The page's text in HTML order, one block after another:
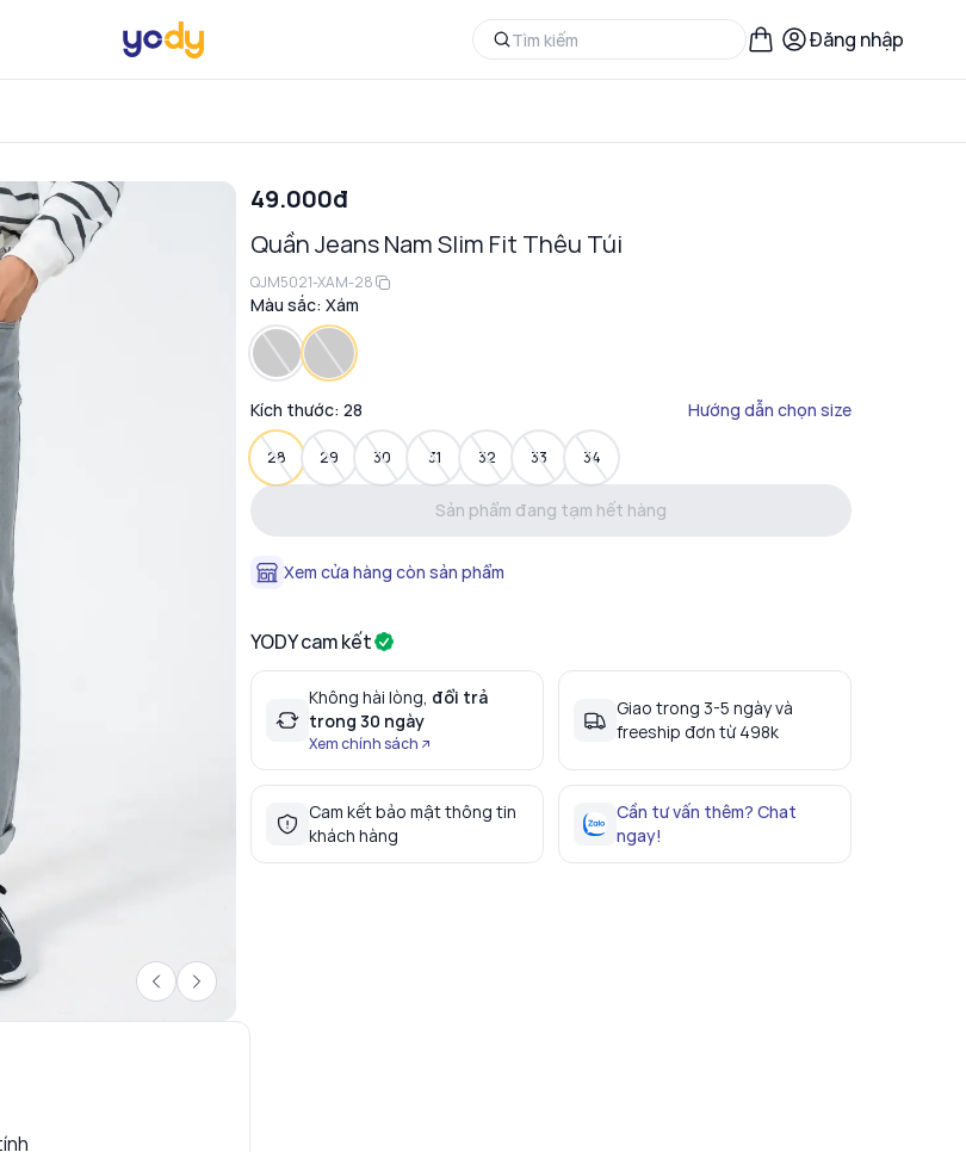
Đăng nhập
49.000đ
Quần Jeans Nam Slim Fit Thêu Túi
QJM5021-XAM-28
Màu sắc: Xám
Kích thước: 28 Hướng dẫn chọn size
28 29 30 31 32 33 34
Sản phẩm đang tạm hết hàng
Xem cửa hàng còn sản phẩm
YODY cam kết
Không hài lòng, đổi trả
trong 30 ngày
Xem chính sách
Giao trong 3-5 ngày và
freeship đơn từ 498k
Cam kết bảo mật thông tin
khách hàng
Cần tư vấn thêm? Chat
ngay!